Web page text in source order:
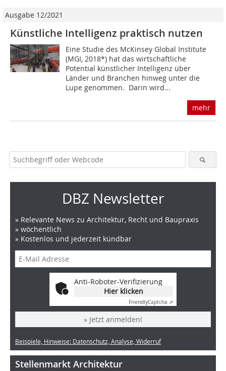
Ausgabe 12/2021
Künstliche Intelligenz praktisch nutzen
Eine Studie des McKinsey Global Institute
(MGI, 2018*) hat das wirtschaftliche
Potential künstlicher Intelligenz über
Länder und Branchen hinweg unter die
Lupe genommen. Darin wird...
mehr
DBZ Newsletter
» Relevante News zu Architektur, Recht und Baupraxis
» wöchentlich
» Kostenlos und jederzeit kündbar
Anti-Roboter-Verifizierung
Hier klicken
FriendlyCaptcha ⇗
» Jetzt anmelden!
Beispiele, Hinweise: Datenschutz, Analyse, Widerruf
Stellenmarkt Architektur